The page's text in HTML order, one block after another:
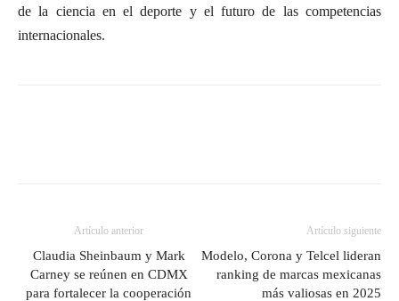
de la ciencia en el deporte y el futuro de las competencias
internacionales.
Artículo anterior
Claudia Sheinbaum y Mark
Carney se reúnen en CDMX
para fortalecer la cooperación
Artículo siguiente
Modelo, Corona y Telcel lideran
ranking de marcas mexicanas
más valiosas en 2025